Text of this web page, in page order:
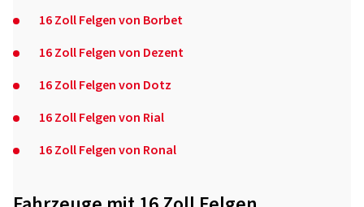
16 Zoll Felgen von Borbet
16 Zoll Felgen von Dezent
16 Zoll Felgen von Dotz
16 Zoll Felgen von Rial
16 Zoll Felgen von Ronal